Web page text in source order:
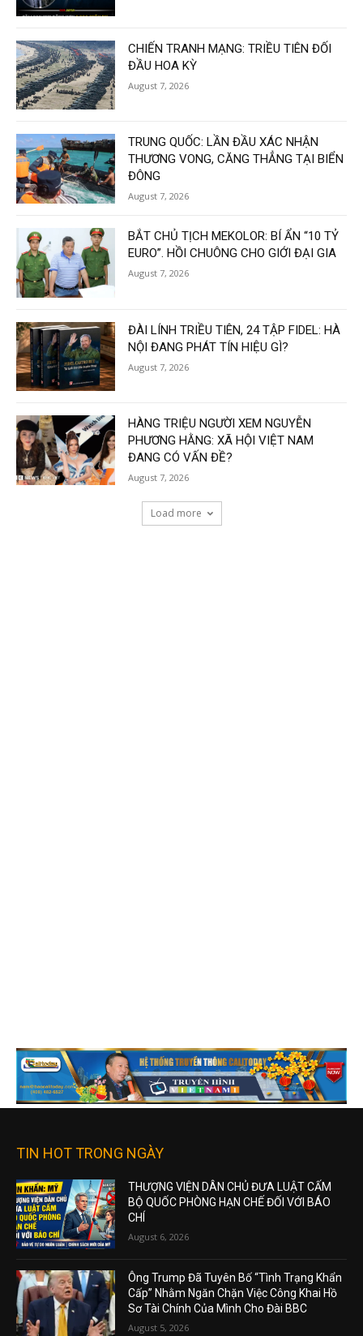
CHIẾN TRANH MẠNG: TRIỀU TIÊN ĐỐI
ĐẦU HOA KỲ
August 7, 2026
TRUNG QUỐC: LẦN ĐẦU XÁC NHẬN
THƯƠNG VONG, CĂNG THẲNG TẠI BIỂN
ĐÔNG
August 7, 2026
BẮT CHỦ TỊCH MEKOLOR: BÍ ẨN “10 TỶ
EURO”. HỒI CHUÔNG CHO GIỚI ĐẠI GIA
August 7, 2026
ĐÀI LÍNH TRIỀU TIÊN, 24 TẬP FIDEL: HÀ
NỘI ĐANG PHÁT TÍN HIỆU GÌ?
August 7, 2026
HÀNG TRIỆU NGƯỜI XEM NGUYỄN
PHƯƠNG HẰNG: XÃ HỘI VIỆT NAM
ĐANG CÓ VẤN ĐỀ?
August 7, 2026
Load more
TIN HOT TRONG NGÀY
THƯỢNG VIỆN DÂN CHỦ ĐƯA LUẬT CẤM
BỘ QUỐC PHÒNG HẠN CHẾ ĐỐI VỚI BÁO
CHÍ
August 6, 2026
Ông Trump Đã Tuyên Bố “Tình Trạng Khẩn
Cấp” Nhằm Ngăn Chặn Việc Công Khai Hồ
Sơ Tài Chính Của Mình Cho Đài BBC
August 5, 2026